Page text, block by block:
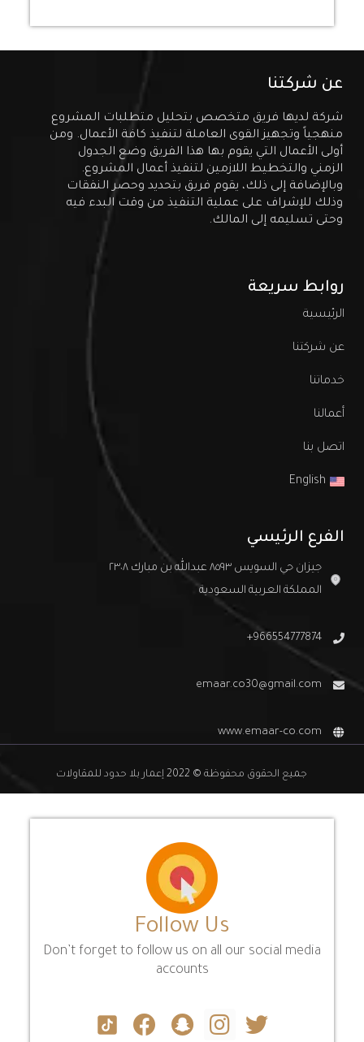
عن شركتنا
شركة لديها فريق متخصص بتحليل متطلبات المشروع
منهجياً وتجهيز القوى العاملة لتنفيذ كافة الأعمال. ومن
أولى الأعمال التي يقوم بها هذا الفريق وضع الجدول
الزمني والتخطيط اللازمين لتنفيذ أعمال المشروع.
وبالإضافة إلى ذلك، يقوم فريق بتحديد وحصر النفقات
وذلك للإشراف على عملية التنفيذ من وقت البدء فيه
وحتى تسليمه إلى المالك.
روابط سريعة
الرئيسية
عن شركتنا
خدماتنا
أعمالنا
اتصل بنا
English
الفرع الرئيسي
جيزان حي السويس ٨٥٩٣ عبدالله بن مبارك ٢٣٠٨
المملكة العربية السعودية
966554777874+
emaar.co30@gmail.com
www.emaar-co.com
جميع الحقوق محفوظة © 2022 إعمار بلا حدود للمقاولات
Follow Us
Don’t forget to follow us on all our social media
accounts